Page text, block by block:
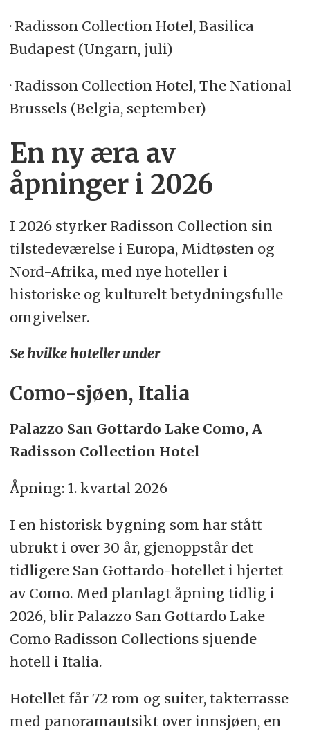
· Radisson Collection Hotel, Basilica
Budapest (Ungarn, juli)
· Radisson Collection Hotel, The National
Brussels (Belgia, september)
En ny æra av
åpninger i 2026
I 2026 styrker Radisson Collection sin
tilstedeværelse i Europa, Midtøsten og
Nord-Afrika, med nye hoteller i
historiske og kulturelt betydningsfulle
omgivelser.
Se hvilke hoteller under
Como-sjøen, Italia
Palazzo San Gottardo Lake Como, A
Radisson Collection Hotel
Åpning: 1. kvartal 2026
I en historisk bygning som har stått
ubrukt i over 30 år, gjenoppstår det
tidligere San Gottardo-hotellet i hjertet
av Como. Med planlagt åpning tidlig i
2026, blir Palazzo San Gottardo Lake
Como Radisson Collections sjuende
hotell i Italia.
Hotellet får 72 rom og suiter, takterrasse
med panoramautsikt over innsjøen, en